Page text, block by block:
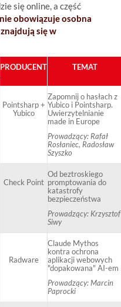
się online, a część
obowiązuje osobna
się w
PRODUCENT TEMAT
Pointsharp +
Yubico
Zapomnij o hasłach z
Yubico i Pointsharp.
Uwierzytelnianie
made in Europe
Prowadzący: Rafał
Rosłaniec, Radosław
Szyszko
Check Point
Od beztroskiego
promptowania do
katastrofy
bezpieczeństwa
Prowadzący: Krzysztof
Siwy
Radware
Claude Mythos
kontra ochrona
aplikacji webowych
"dopakowana" AI-em
Prowadzący: Marcin
Paprocki